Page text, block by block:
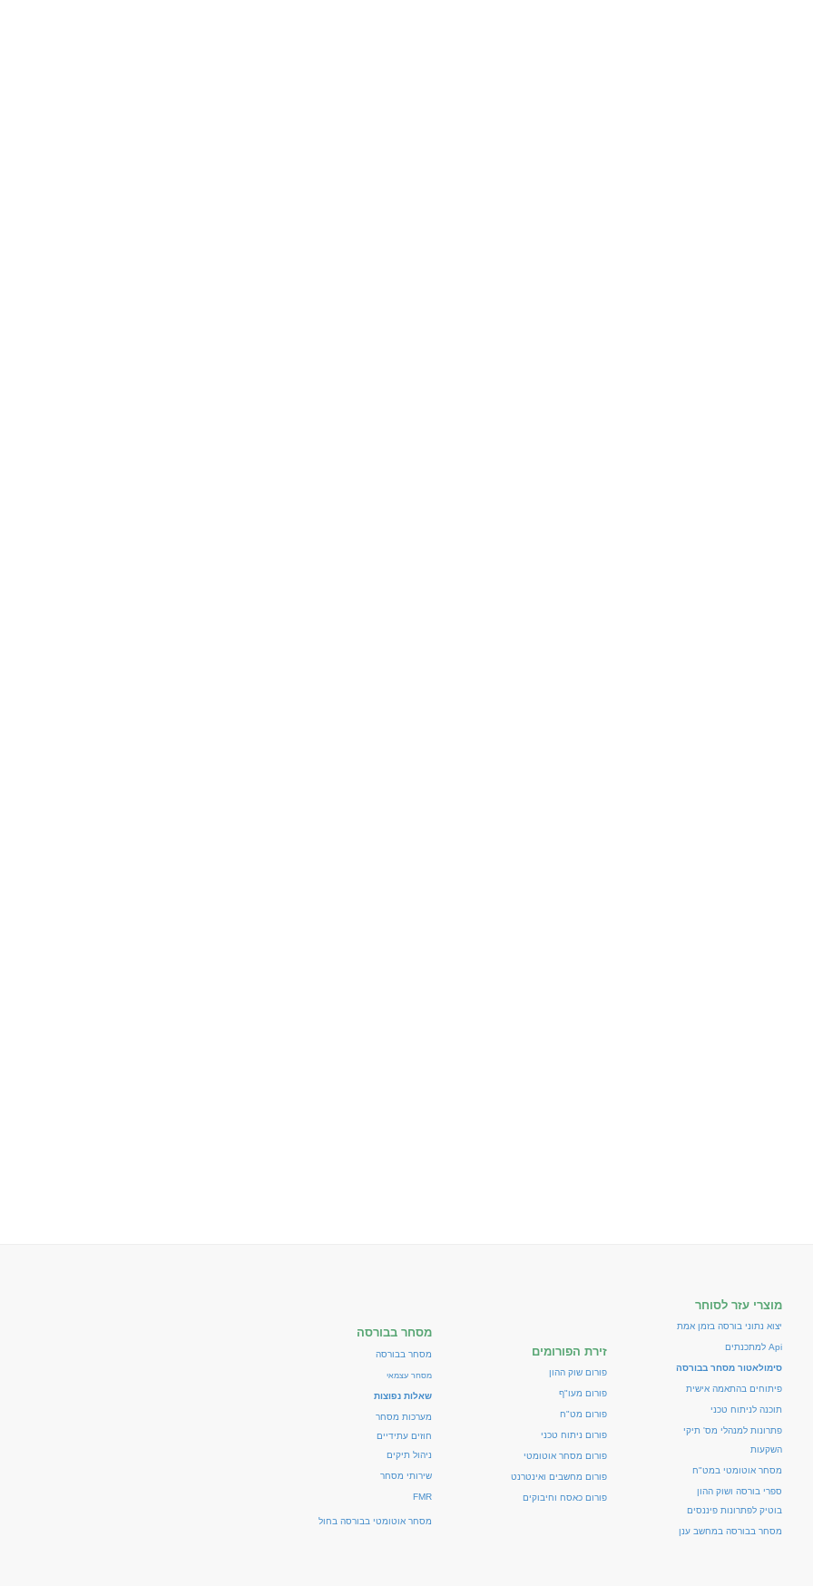
מוצרי עזר לסוחר
יצוא נתוני בורסה בזמן אמת
Api למתכנתים
סימולאטור מסחר בבורסה
פיתוחים בהתאמה אישית
תוכנה לניתוח טכני
פתרונות למנהלי מס' תיקי
השקעות
מסחר אוטומטי במט"ח
ספרי בורסה ושוק ההון
בוטיק לפתרונות פיננסים
מסחר בבורסה במחשב ענן
זירת הפורומים
פורום שוק ההון
פורום מעו"ף
פורום מט"ח
פורום ניתוח טכני
פורום מסחר אוטומטי
פורום מחשבים ואינטרנט
פורום כאסח וחיבוקים
מסחר בבורסה
מסחר בבורסה
מסחר עצמאי
שאלות נפוצות
מערכות מסחר
חוזים עתידיים
ניהול תיקים
שירותי מסחר
FMR
מסחר אוטומטי בבורסה בחול